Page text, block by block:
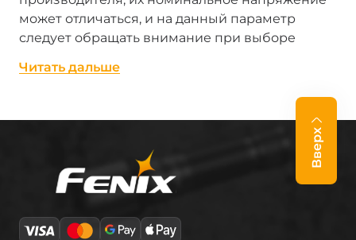
может отличаться, и на данный параметр
следует обращать внимание при выборе
18650 чаще всего имеют номинальное
Эксплуатационный ресурс этих элементов
циклов подзарядки, в зависимости от
Читать дальше
Вверх